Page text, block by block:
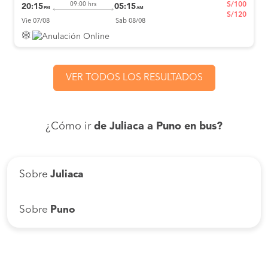
20:15 PM
09:00 hrs 05:15AM
Vie 07/08 Sab 08/08
S/100
S/120
VER TODOS LOS RESULTADOS
¿Cómo ir de Juliaca a Puno en bus?
Sobre Juliaca
Sobre Puno